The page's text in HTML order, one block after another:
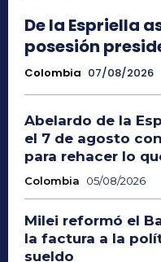
De la Espriella
posesión
Colombia 07/08/2026
Abelardo de la
el 7 de agosto
para rehacer lo
Colombia 05/08/2026
Milei reformó el
la factura a la
sueldo